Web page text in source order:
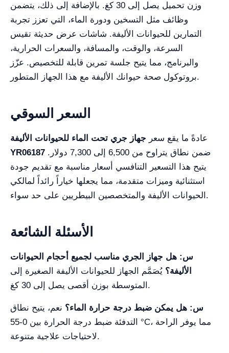
وزن تحميل يصل إلى 30 كغ. بالإضافة إلى ذلك، يتضمن
وظائف مثل التسخين ودورة الماء، التي تعزز تجربة
التمارين للحيوانات الأليفة. شاشات عرض حديثة تقيس
السرعة، والوقت، والمسافة، والسعرات الحرارية،
والبرنامج، مما يتيح جلسة تمرين قابلة للتخصيص. عزّز
بروتوكول صحة حيوانك الأليفة مع هذا الجهاز المتطور.
السعر السوقي
عادةً ما يقع سعر جهاز جري تحت الماء للحيوانات الأليفة
YR06187
يتيح هذا التسعير التنافسي أسعار مناسبة مع تقديم جودة
استثنائية وميزات متقدمة، مما يجعلها خياراً رائداً لمالكي
الحيوانات الأليفة والمتخصصين البيطريين على حد سواء.
الأسئلة الشائعة
س: هل جهاز الجري مناسب لجميع أحجام الحيوانات
الأليفة؟ يُصَمَّم الجهاز للحيوانات الأليفة الصغيرة إلى
المتوسطة بوزن أقصى يصل إلى 30 كغ.
س: هل يمكن ضبط درجة حرارة الماء؟ نعم، يتيح نطاق
التدفئة ضبط درجة الحرارة بين 0-55 °C، مما يوفر الراحة
لاحتياجات علاجية متنوعة.